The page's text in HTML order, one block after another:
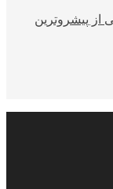
از پیشروترین